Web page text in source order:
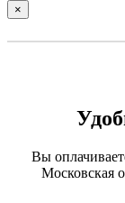
×
Вы
Московская